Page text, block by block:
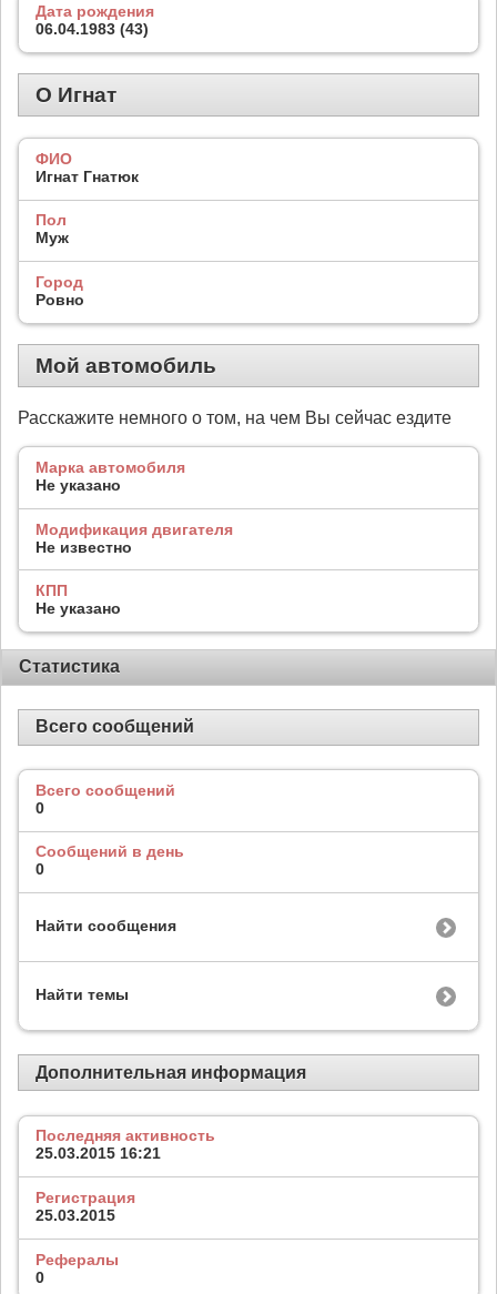
Дата рождения
06.04.1983 (43)
О Игнат
ФИО
Игнат Гнатюк
Пол
Муж
Город
Ровно
Мой автомобиль
Расскажите немного о том, на чем Вы сейчас ездите
Марка автомобиля
Не указано
Модификация двигателя
Не известно
КПП
Не указано
Статистика
Всего сообщений
Всего сообщений
0
Сообщений в день
0
Найти сообщения
Найти темы
Дополнительная информация
Последняя активность
25.03.2015 16:21
Регистрация
25.03.2015
Рефералы
0